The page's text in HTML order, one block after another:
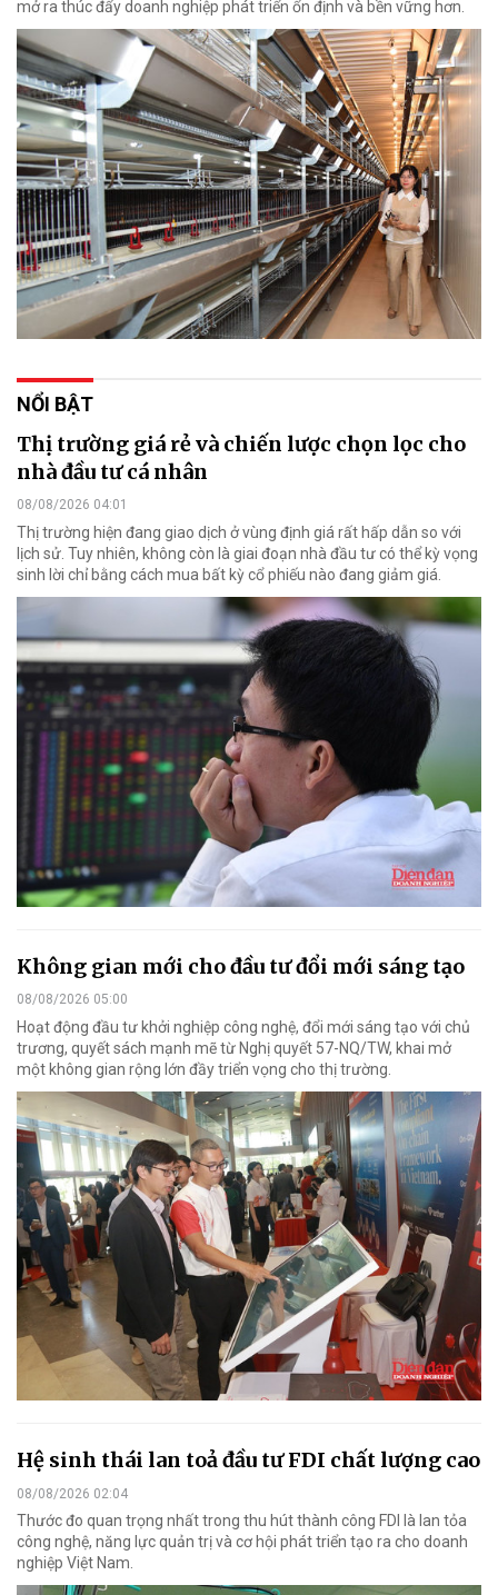
mở ra thúc đẩy doanh nghiệp phát triển ổn định và bền vững hơn.
NỔI BẬT
Thị trường giá rẻ và chiến lược chọn lọc cho
nhà đầu tư cá nhân
08/08/2026 04:01
Thị trường hiện đang giao dịch ở vùng định giá rất hấp dẫn so với
lịch sử. Tuy nhiên, không còn là giai đoạn nhà đầu tư có thể kỳ vọng
sinh lời chỉ bằng cách mua bất kỳ cổ phiếu nào đang giảm giá.
Không gian mới cho đầu tư đổi mới sáng tạo
08/08/2026 05:00
Hoạt động đầu tư khởi nghiệp công nghệ, đổi mới sáng tạo với chủ
trương, quyết sách mạnh mẽ từ Nghị quyết 57-NQ/TW, khai mở
một không gian rộng lớn đầy triển vọng cho thị trường.
Hệ sinh thái lan toả đầu tư FDI chất lượng cao
08/08/2026 02:04
Thước đo quan trọng nhất trong thu hút thành công FDI là lan tỏa
công nghệ, năng lực quản trị và cơ hội phát triển tạo ra cho doanh
nghiệp Việt Nam.